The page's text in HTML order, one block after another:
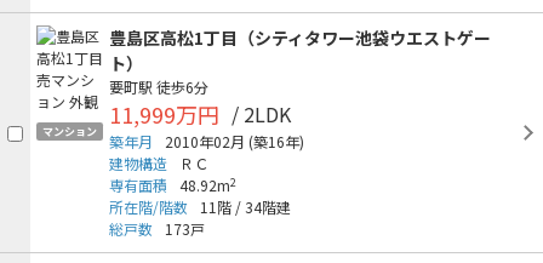
マンション
豊島区高松1丁目（シティタワー池袋ウエストゲー
ト）
要町駅 徒歩6分
11,999万円 / 2LDK
築年月 2010年02月 (築16年)
建物構造
ＲＣ
専有面積
48.92m2
所在階/階数 11階 /34階建
総戸数
173戸